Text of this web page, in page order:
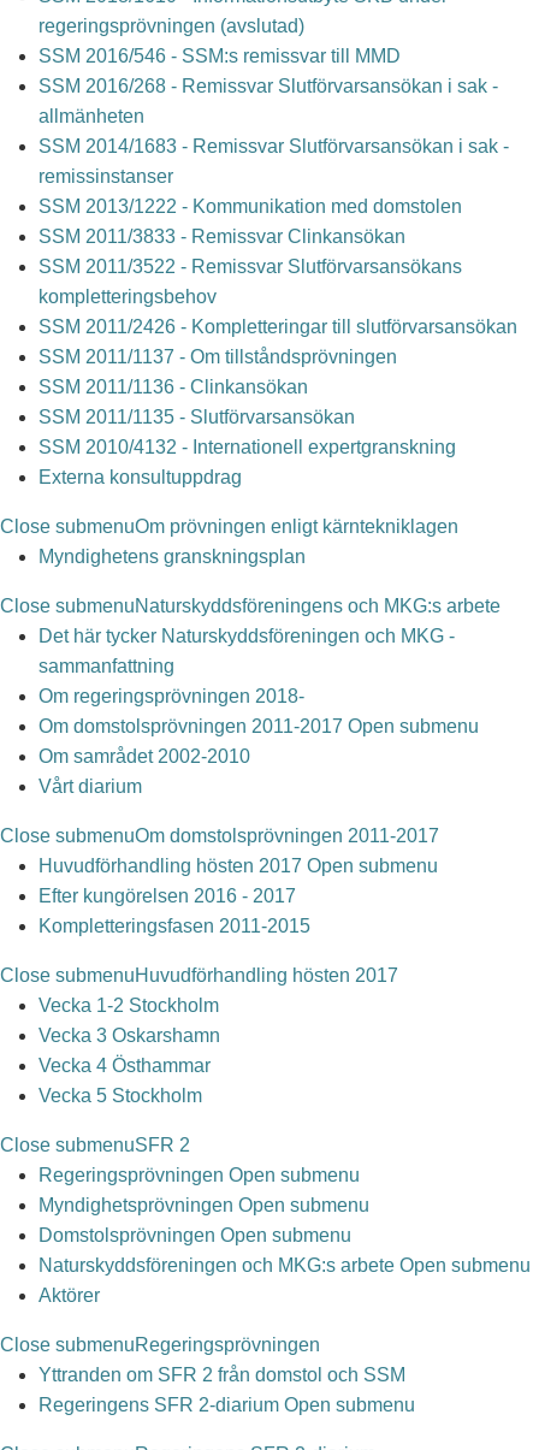
regeringsprövningen (avslutad)
SSM 2016/546 - SSM:s remissvar till MMD
SSM 2016/268 - Remissvar Slutförvarsansökan i sak -
allmänheten
SSM 2014/1683 - Remissvar Slutförvarsansökan i sak -
remissinstanser
SSM 2013/1222 - Kommunikation med domstolen
SSM 2011/3833 - Remissvar Clinkansökan
SSM 2011/3522 - Remissvar Slutförvarsansökans
kompletteringsbehov
SSM 2011/2426 - Kompletteringar till slutförvarsansökan
SSM 2011/1137 - Om tillståndsprövningen
SSM 2011/1136 - Clinkansökan
SSM 2011/1135 - Slutförvarsansökan
SSM 2010/4132 - Internationell expertgranskning
Externa konsultuppdrag
Close submenuOm prövningen enligt kärntekniklagen
Myndighetens granskningsplan
Close submenuNaturskyddsföreningens och MKG:s arbete
Det här tycker Naturskyddsföreningen och MKG -
sammanfattning
Om regeringsprövningen 2018-
Om domstolsprövningen 2011-2017 Open submenu
Om samrådet 2002-2010
Vårt diarium
Close submenuOm domstolsprövningen 2011-2017
Huvudförhandling hösten 2017 Open submenu
Efter kungörelsen 2016 - 2017
Kompletteringsfasen 2011-2015
Close submenuHuvudförhandling hösten 2017
Vecka 1-2 Stockholm
Vecka 3 Oskarshamn
Vecka 4 Östhammar
Vecka 5 Stockholm
Close submenuSFR 2
Regeringsprövningen Open submenu
Myndighetsprövningen Open submenu
Domstolsprövningen Open submenu
Naturskyddsföreningen och MKG:s arbete Open submenu
Aktörer
Close submenuRegeringsprövningen
Yttranden om SFR 2 från domstol och SSM
Regeringens SFR 2-diarium Open submenu